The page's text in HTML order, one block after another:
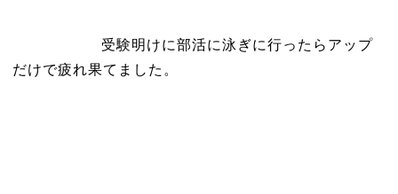
受験明けに部活に泳ぎに行ったらアップ
だけで疲れ果てました。